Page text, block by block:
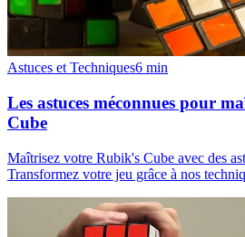
Astuces et Techniques6 min
Les astuces méconnues pour
Cube
Maîtrisez votre Rubik's Cube avec des
Transformez votre jeu grâce à nos